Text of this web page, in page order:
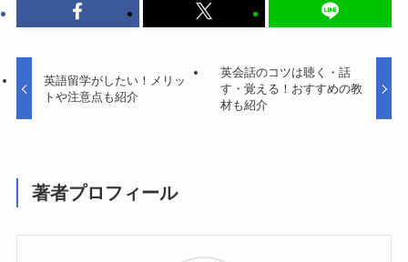
英語留学がしたい！メリッ
トや注意点も紹介
英会話のコツは聴く・話
す・覚える！おすすめの教
材も紹介
著者プロフィール